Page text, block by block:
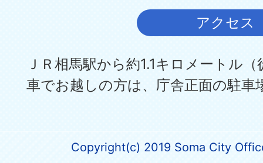
アクセス
ＪＲ相馬駅から約1.1キロメートル
車でお越しの方は、庁舎正面の駐車
Copyright(c) 2019 Soma City